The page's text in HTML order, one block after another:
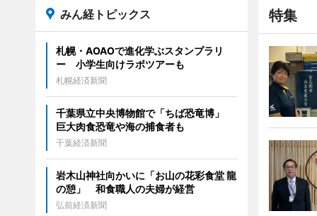
特集
みん経トピックス
札幌・AOAOで進化学ぶスタンプラリ
ー 小学生向けラボツアーも
札幌経済新聞
千葉県立中央博物館で「ちば恐竜博」
巨大肉食恐竜や海の捕食者も
千葉経済新聞
岩木山神社向かいに「お山の花彩食堂 龍
の憩」 和食職人の夫婦が経営
弘前経済新聞